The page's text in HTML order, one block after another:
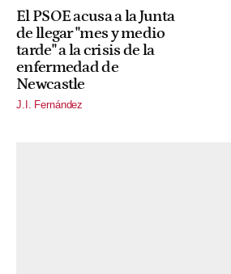
El PSOE acusa a la Junta
de llegar "mes y medio
tarde" a la crisis de la
enfermedad de
Newcastle
J.I. Fernández